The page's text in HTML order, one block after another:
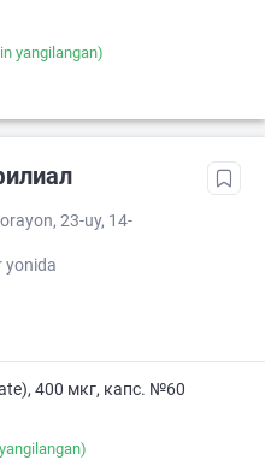
yangilangan)
23-uy, 14-
yonida
400 мкг, капс. №60